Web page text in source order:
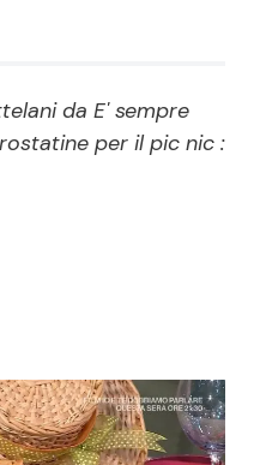
Programmi TV
News dal mondo
da E' sempre
per il pic nic :